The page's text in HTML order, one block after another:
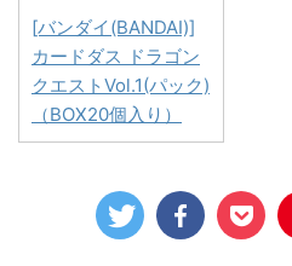
[バンダイ(BANDAI)]
カードダス ドラゴン
クエストVol.1(パック)
（BOX20個入り）